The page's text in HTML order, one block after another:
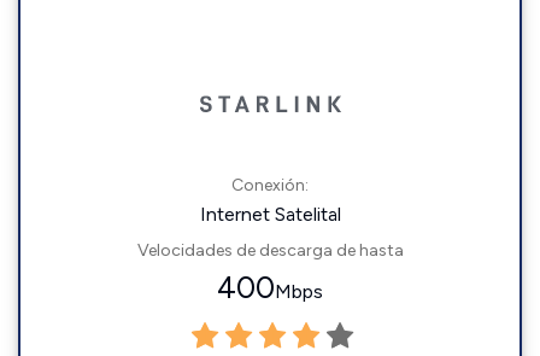
Conexión:
Internet Satelital
Velocidades de descarga de hasta
400Mbps